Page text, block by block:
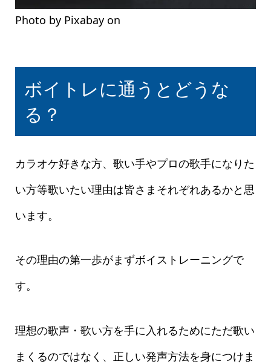
Photo by Pixabay on
ボイトレに通うとどうな
る？
カラオケ好きな方、歌い手やプロの歌手になりた
い方等歌いたい理由は皆さまそれぞれあるかと思
います。
その理由の第一歩がまずボイストレーニングで
す。
理想の歌声・歌い方を手に入れるためにただ歌い
まくるのではなく、正しい発声方法を身につけま